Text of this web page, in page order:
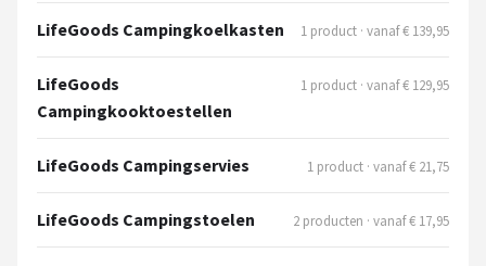
Bo-Camp
NOMAD
Benson
LifeGoods Campingkoelkasten 1 product · vanaf € 139,95
LifeGoods
Campingkooktoestellen
1 product · vanaf € 129,95
LifeGoods Campingservies 1 product · vanaf € 21,75
LifeGoods Campingstoelen 2 producten · vanaf € 17,95